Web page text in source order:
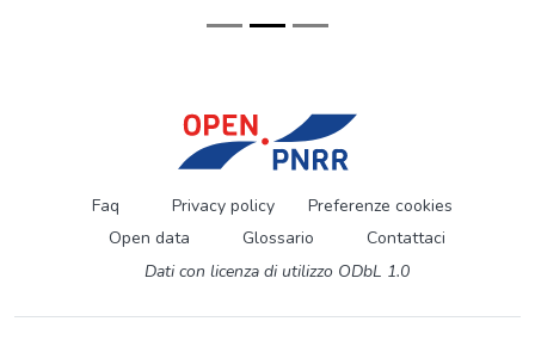
Faq Privacy policy
Preferenze cookies
Open data
Glossario
Contattaci
Dati con licenza di utilizzo ODbL 1.0